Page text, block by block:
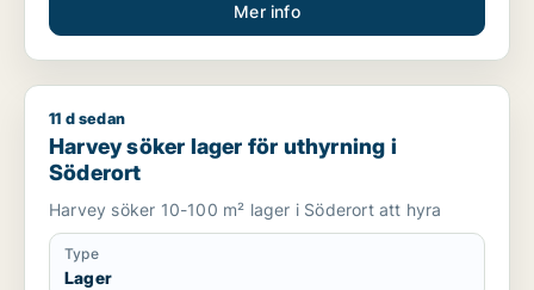
Mer info
Harvey söker lager för uthyrning i Söderort
11 d sedan
Harvey söker lager för uthyrning i
Söderort
Harvey söker 10-100 m² lager i Söderort att hyra
Type
Lager